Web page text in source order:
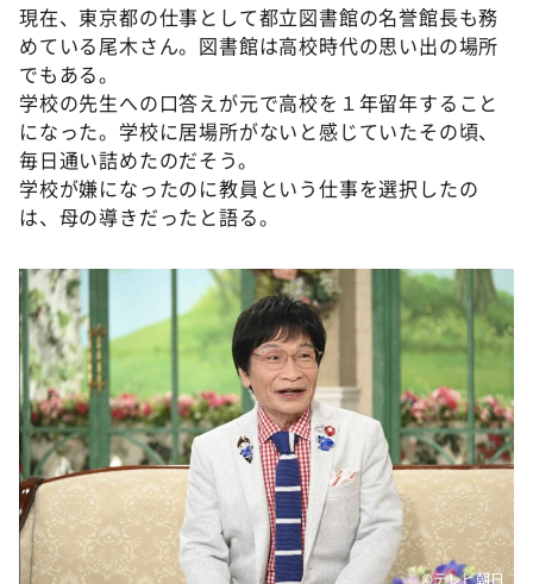
現在、東京都の仕事として都立図書館の名誉館長も務
めている尾木さん。図書館は高校時代の思い出の場所
でもある。
学校の先生への口答えが元で高校を１年留年すること
になった。学校に居場所がないと感じていたその頃、
毎日通い詰めたのだそう。
学校が嫌になったのに教員という仕事を選択したの
は、母の導きだったと語る。
©テレビ朝日